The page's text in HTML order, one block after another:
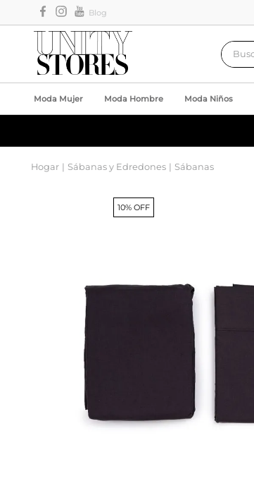
Blog
Buscar
Moda Mujer Moda Hombre Moda Niños
Hogar Sábanas y Edredones Sábanas
10% OFF